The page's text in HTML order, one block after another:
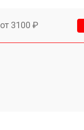
от 3100 ₽